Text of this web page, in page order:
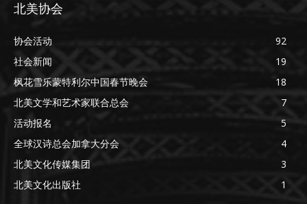
北美协会
协会活动
92
社会新闻
19
枫花雪乐蒙特利尔中国春节晚会
18
北美文学和艺术家联合总会
7
活动报名
5
全球汉诗总会加拿大分会
4
北美文化传媒集团
3
北美文化出版社
1